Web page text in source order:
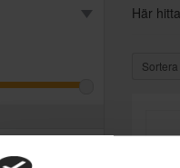
Här
Sortera